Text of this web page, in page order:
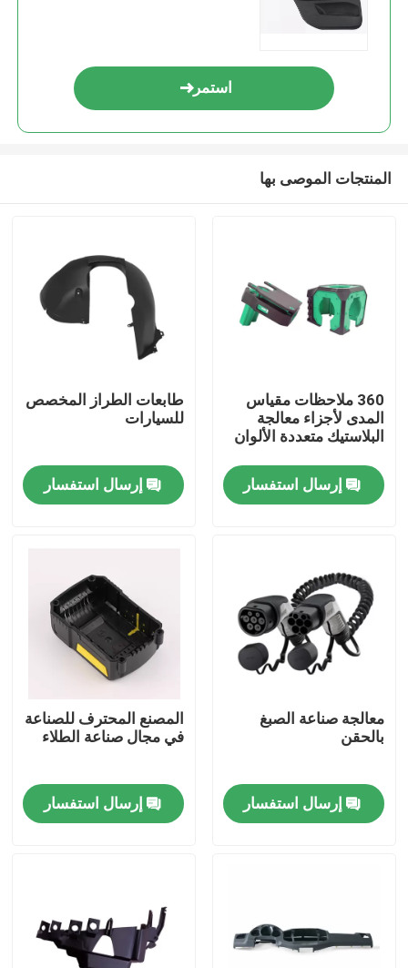
المنزل
المنتجات
حولنا
جولة في المصنع
مراقبة الجودة
اتصل بنا
أجزاء معدنية معدة بالقطع الحاسوبية
استمر
المنتجات الموصى بها
360 ملاحظات مقياس
المدى لأجزاء معالجة
البلاستيك متعددة الألوان
إرسال استفسار
طابعات الطراز المخصص
للسيارات
إرسال استفسار
معالجة صناعة الصبغ
بالحقن
إرسال استفسار
المصنع المحترف للصناعة
في مجال صناعة الطلاء
إرسال استفسار